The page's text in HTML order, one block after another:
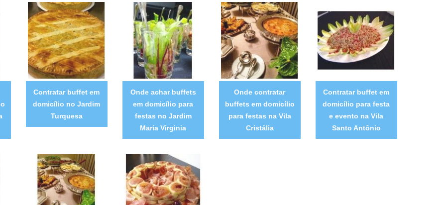
Contratar buffet em
domicílio no Jardim
Turquesa
Onde achar buffets
em domicílio para
festas no Jardim
Maria Virginia
Onde contratar
buffets em domicílio
para festas na Vila
Cristália
Contratar buffet em
domicílio para festa
e evento na Vila
Santo Antônio